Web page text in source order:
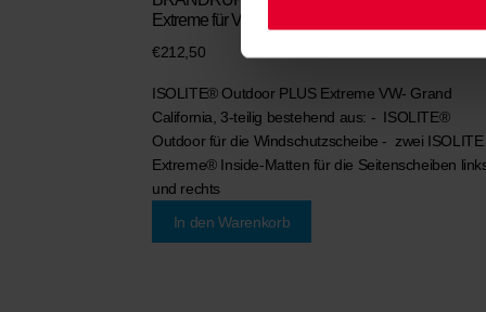
Extreme für VW Grand California
€212,50
ISOLITE® Outdoor PLUS Extreme VW- Grand
California, 3-teilig bestehend aus: - ISOLITE®
Outdoor für die Windschutzscheibe - zwei ISOLITE
Extreme® Inside-Matten für die Seitenscheiben
und rechts
In den Warenkorb